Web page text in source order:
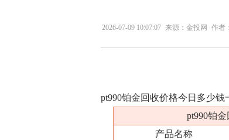
2026-07-09 10:07:07 来源：金投网 作者：
pt990铂金回收价格今日多少钱
pt990铂
产品名称